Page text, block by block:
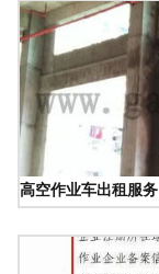
高空作业车出租服